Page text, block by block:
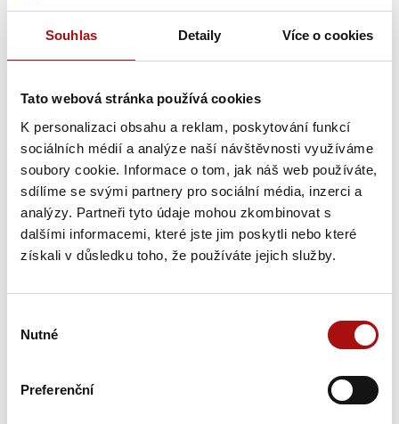
Souhlas Detaily Více o cookies
Tato webová stránka používá cookies
K personalizaci obsahu a reklam, poskytování funkcí
sociálních médií a analýze naší návštěvnosti využíváme
soubory cookie. Informace o tom, jak náš web používáte,
sdílíme se svými partnery pro sociální média, inzerci a
analýzy. Partneři tyto údaje mohou zkombinovat s
dalšími informacemi, které jste jim poskytli nebo které
získali v důsledku toho, že používáte jejich služby.
souhlasu
Nutné
Preferenční
zájmem o export:
- exportní strategii,
zákazníkům v Evropě.
Všechny dokumenty najdete 👉zde.
Shrnutí
Proč být součástí NVC exportní databáze?
Přímá komunikace exportních aktivit NVC
incomingových misí
Zpětná vazba k hodnocené kolekci vín